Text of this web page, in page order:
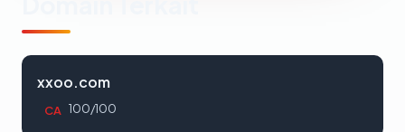
xxoo.com
CA 100/100